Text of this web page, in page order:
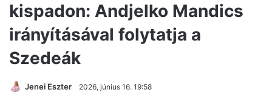
kispadon: Andjelko Mandics
irányításával folytatja a
Szedeák
Jenei Eszter 2026, június 16. 19:58